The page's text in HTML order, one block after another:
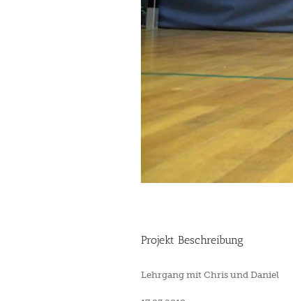
Projekt Beschreibung
Lehrgang mit Chris und Daniel